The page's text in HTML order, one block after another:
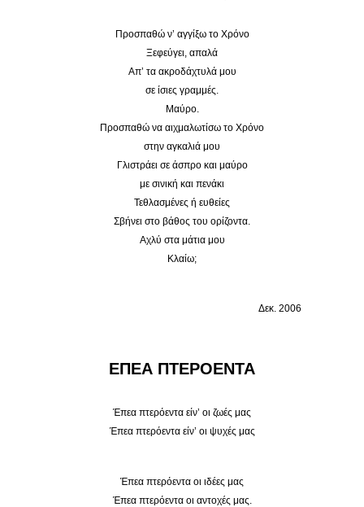
Προσπαθώ ν’ αγγίξω το Χρόνο
Ξεφεύγει, απαλά
Απ’ τα ακροδάχτυλά μου
σε ίσιες γραμμές.
Μαύρο.
Προσπαθώ να αιχμαλωτίσω το Χρόνο
στην αγκαλιά μου
Γλιστράει σε άσπρο και μαύρο
με σινική και πενάκι
Τεθλασμένες ή ευθείες
Σβήνει στο βάθος του ορίζοντα.
Αχλύ στα μάτια μου
Κλαίω;
Δεκ. 2006
ΕΠΕΑ ΠΤΕΡΟΕΝΤΑ
Έπεα πτερόεντα είν’ οι ζωές μας
Έπεα πτερόεντα είν’ οι ψυχές μας
Έπεα πτερόεντα οι ιδέες μας
Έπεα πτερόεντα οι αντοχές μας.